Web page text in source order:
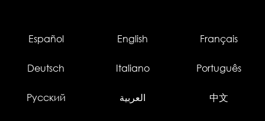
Español English Français
Deutsch Italiano Português
Русский العربية 中文